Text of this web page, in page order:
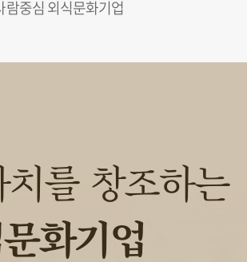
람중심 외식문화기업
를 창조하는
화기업